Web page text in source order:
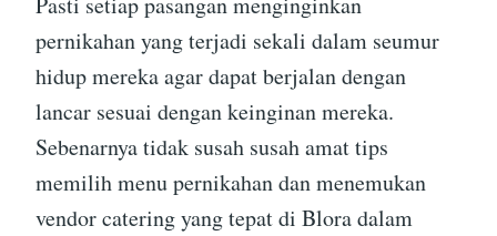
pernikahan yang terjadi sekali dalam seumur
hidup mereka agar dapat berjalan dengan
lancar sesuai dengan keinginan mereka.
Sebenarnya tidak susah susah amat tips
memilih menu pernikahan dan menemukan
vendor catering yang tepat di Blora dalam